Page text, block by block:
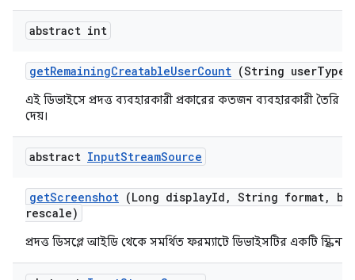
abstract int
getRemainingCreatableUserCount (String userType)
এই ডিভাইসে প্রদত্ত ব্যবহারকারী প্রকারের কতজন ব্যবহারকারী তৈরি
দেয়।
abstract InputStreamSource
getScreenshot (Long displayId , String format,
rescale)
প্রদত্ত ডিসপ্লে আইডি থেকে সমর্থিত ফরম্যাটে ডিভাইসটির একটি